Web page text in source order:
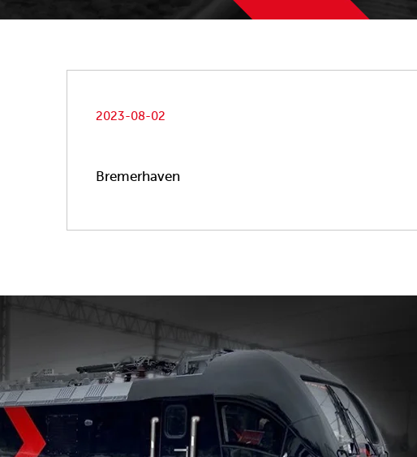
2023-08-02
Bremerhaven